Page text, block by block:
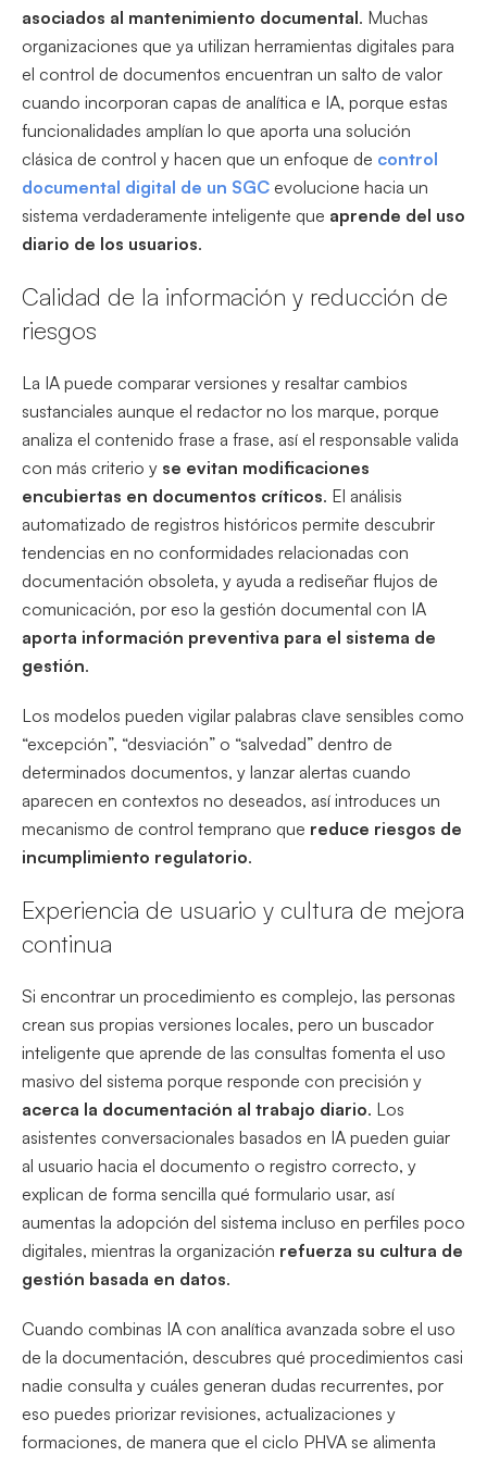
asociados al mantenimiento documental. Muchas
organizaciones que ya utilizan herramientas digitales para
el control de documentos encuentran un salto de valor
cuando incorporan capas de analítica e IA, porque estas
funcionalidades amplían lo que aporta una solución
clásica de control y hacen que un enfoque de control
documental digital de un SGC evolucione hacia un
sistema verdaderamente inteligente que aprende del uso
diario de los usuarios.
Calidad de la información y reducción de
riesgos
La IA puede comparar versiones y resaltar cambios
sustanciales aunque el redactor no los marque, porque
analiza el contenido frase a frase, así el responsable valida
con más criterio y se evitan modificaciones
encubiertas en documentos críticos. El análisis
automatizado de registros históricos permite descubrir
tendencias en no conformidades relacionadas con
documentación obsoleta, y ayuda a rediseñar flujos de
comunicación, por eso la gestión documental con IA
aporta información preventiva para el sistema de
gestión.
Los modelos pueden vigilar palabras clave sensibles como
“excepción”, “desviación” o “salvedad” dentro de
determinados documentos, y lanzar alertas cuando
aparecen en contextos no deseados, así introduces un
mecanismo de control temprano que reduce riesgos de
incumplimiento regulatorio.
Experiencia de usuario y cultura de mejora
continua
Si encontrar un procedimiento es complejo, las personas
crean sus propias versiones locales, pero un buscador
inteligente que aprende de las consultas fomenta el uso
masivo del sistema porque responde con precisión y
acerca la documentación al trabajo diario. Los
asistentes conversacionales basados en IA pueden guiar
al usuario hacia el documento o registro correcto, y
explican de forma sencilla qué formulario usar, así
aumentas la adopción del sistema incluso en perfiles poco
digitales, mientras la organización refuerza su cultura de
gestión basada en datos.
Cuando combinas IA con analítica avanzada sobre el uso
de la documentación, descubres qué procedimientos casi
nadie consulta y cuáles generan dudas recurrentes, por
eso puedes priorizar revisiones, actualizaciones y
formaciones, de manera que el ciclo PHVA se alimenta